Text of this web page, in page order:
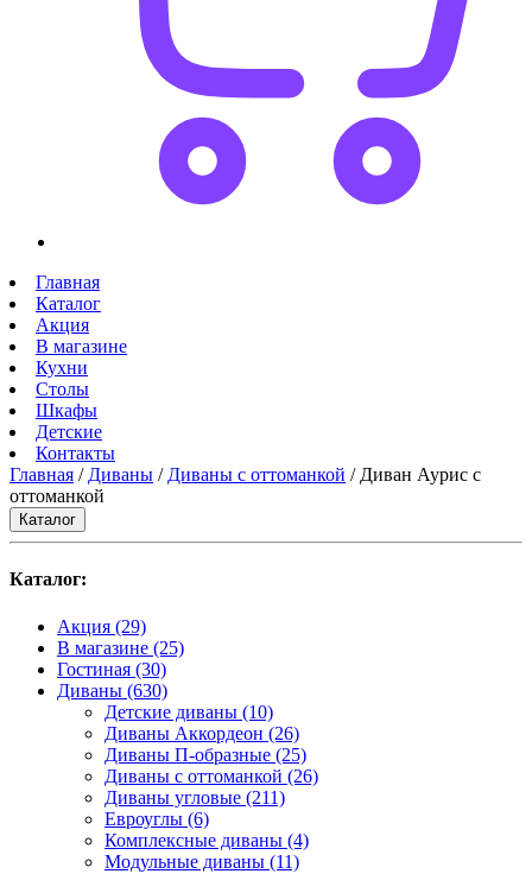
Главная
Каталог
Акция
В магазине
Кухни
Столы
Шкафы
Детские
Контакты
Главная / Диваны / Диваны с оттоманкой / Диван Аурис с
оттоманкой
Каталог
Каталог:
Акция (29)
В магазине (25)
Гостиная (30)
Диваны (630)
Детские диваны (10)
Диваны Аккордеон (26)
Диваны П-образные (25)
Диваны с оттоманкой (26)
Диваны угловые (211)
Евроуглы (6)
Комплексные диваны (4)
Модульные диваны (11)